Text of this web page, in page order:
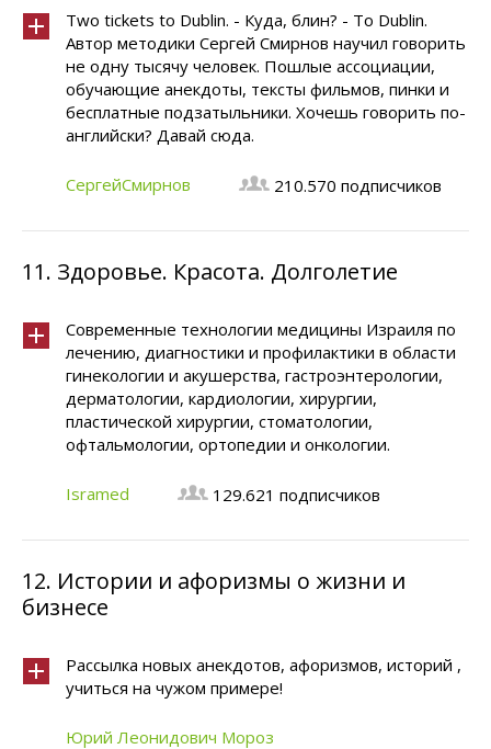
Two tickets to Dublin. - Куда, блин? - To Dublin.
Автор методики Сергей Смирнов научил говорить
не одну тысячу человек. Пошлые ассоциации,
обучающие анекдоты, тексты фильмов, пинки и
бесплатные подзатыльники. Хочешь говорить по-
английски? Давай сюда.
СергейСмирнов 210.570 подписчиков
11. Здоровье. Красота. Долголетие
Современные технологии медицины Израиля по
лечению, диагностики и профилактики в области
гинекологии и акушерства, гастроэнтерологии,
дерматологии, кардиологии, хирургии,
пластической хирургии, стоматологии,
офтальмологии, ортопедии и онкологии.
Isramed 129.621 подписчиков
12. Истории и афоризмы о жизни и
бизнесе
Рассылка новых анекдотов, афоризмов, историй ,
учиться на чужом примере!
Юрий Леонидович Мороз